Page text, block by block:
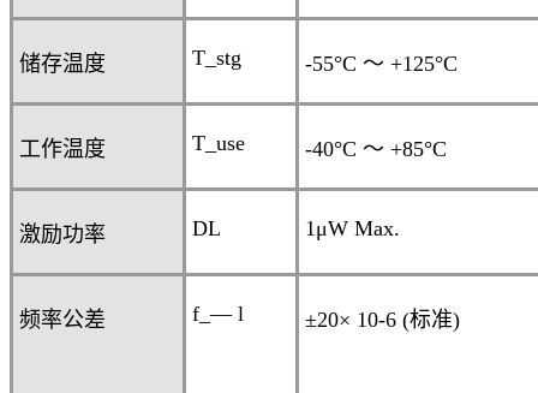
储存温度 T_stg -55°C ～ +125°C
工作温度 T_use -40°C ～ +85°C
激励功率 DL 1μW Max.
频率公差 f_— l ±20× 10-6 (标准)